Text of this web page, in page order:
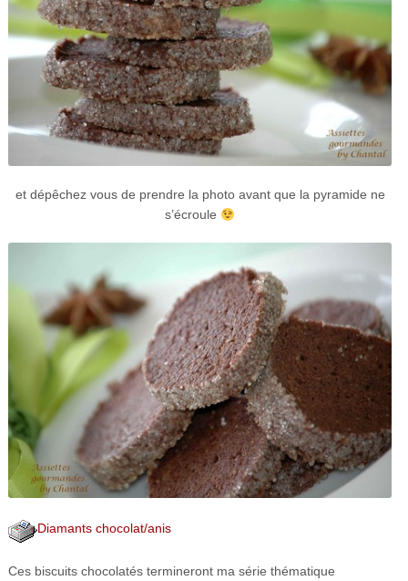
et dépêchez vous de prendre la photo avant que la pyramide ne
s’écroule
Diamants chocolat/anis
Ces biscuits chocolatés termineront ma série thématique